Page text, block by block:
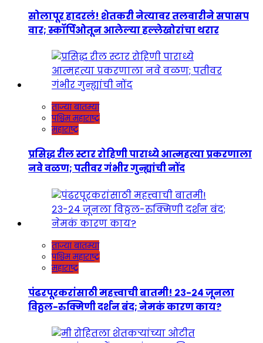
सोलापूर हादरलं! शेतकरी नेत्यावर तलवारीने सपासप
वार; स्कॉर्पिओतून आलेल्या हल्लेखोरांचा थरार
ताज्या बातम्या
पश्चिम महाराष्ट्र
महाराष्ट्र
प्रसिद्ध रील स्टार रोहिणी पाराध्ये आत्महत्या प्रकरणाला
नवे वळण; पतीवर गंभीर गुन्ह्यांची नोंद
ताज्या बातम्या
पश्चिम महाराष्ट्र
महाराष्ट्र
पंढरपूरकरांसाठी महत्त्वाची बातमी! २३-२४ जूनला
विठ्ठल-रुक्मिणी दर्शन बंद; नेमकं कारण काय?